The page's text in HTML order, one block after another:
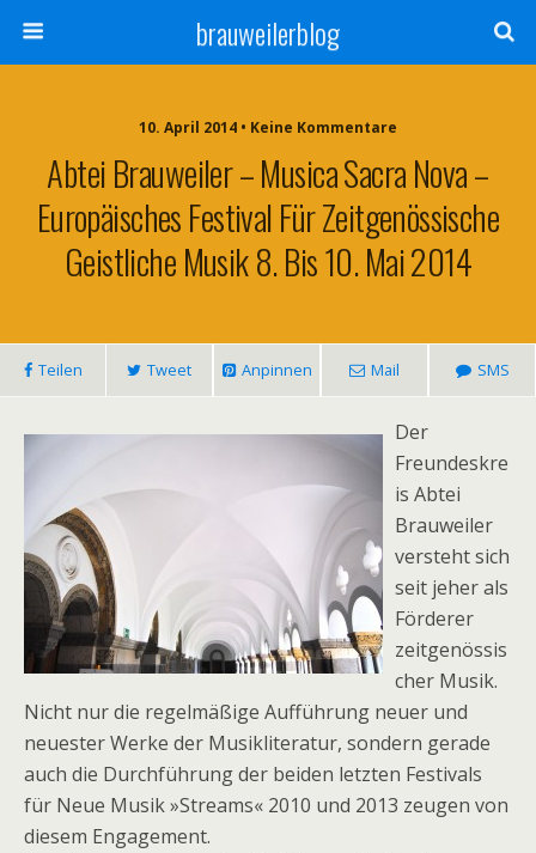
brauweilerblog
10. April 2014 • Keine Kommentare
Abtei Brauweiler – Musica Sacra Nova –
Europäisches Festival Für Zeitgenössische
Geistliche Musik 8. Bis 10. Mai 2014
Teilen Tweet Anpinnen Mail SMS
Der
Freundeskre
is Abtei
Brauweiler
versteht sich
seit jeher als
Förderer
zeitgenössis
cher Musik.
Nicht nur die regelmäßige Aufführung neuer und
neuester Werke der Musikliteratur, sondern gerade
auch die Durchführung der beiden letzten Festivals
für Neue Musik »Streams« 2010 und 2013 zeugen von
diesem Engagement.